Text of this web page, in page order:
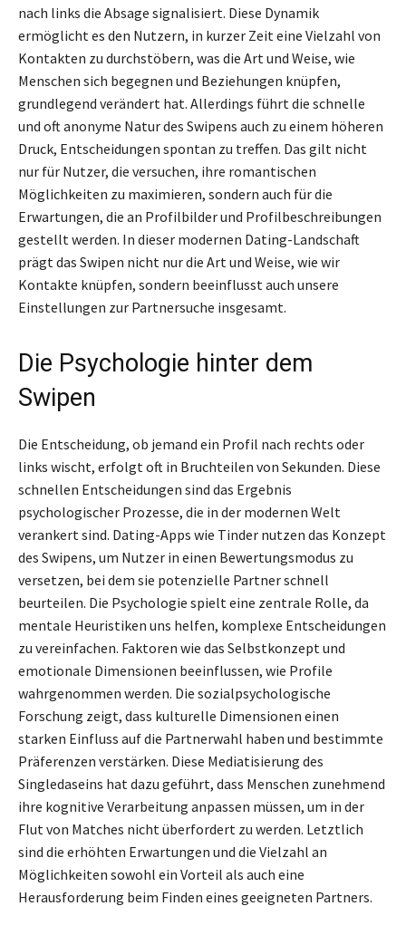
nach links die Absage signalisiert. Diese Dynamik
ermöglicht es den Nutzern, in kurzer Zeit eine Vielzahl von
Kontakten zu durchstöbern, was die Art und Weise, wie
Menschen sich begegnen und Beziehungen knüpfen,
grundlegend verändert hat. Allerdings führt die schnelle
und oft anonyme Natur des Swipens auch zu einem höheren
Druck, Entscheidungen spontan zu treffen. Das gilt nicht
nur für Nutzer, die versuchen, ihre romantischen
Möglichkeiten zu maximieren, sondern auch für die
Erwartungen, die an Profilbilder und Profilbeschreibungen
gestellt werden. In dieser modernen Dating-Landschaft
prägt das Swipen nicht nur die Art und Weise, wie wir
Kontakte knüpfen, sondern beeinflusst auch unsere
Einstellungen zur Partnersuche insgesamt.
Die Psychologie hinter dem
Swipen
Die Entscheidung, ob jemand ein Profil nach rechts oder
links wischt, erfolgt oft in Bruchteilen von Sekunden. Diese
schnellen Entscheidungen sind das Ergebnis
psychologischer Prozesse, die in der modernen Welt
verankert sind. Dating-Apps wie Tinder nutzen das Konzept
des Swipens, um Nutzer in einen Bewertungsmodus zu
versetzen, bei dem sie potenzielle Partner schnell
beurteilen. Die Psychologie spielt eine zentrale Rolle, da
mentale Heuristiken uns helfen, komplexe Entscheidungen
zu vereinfachen. Faktoren wie das Selbstkonzept und
emotionale Dimensionen beeinflussen, wie Profile
wahrgenommen werden. Die sozialpsychologische
Forschung zeigt, dass kulturelle Dimensionen einen
starken Einfluss auf die Partnerwahl haben und bestimmte
Präferenzen verstärken. Diese Mediatisierung des
Singledaseins hat dazu geführt, dass Menschen zunehmend
ihre kognitive Verarbeitung anpassen müssen, um in der
Flut von Matches nicht überfordert zu werden. Letztlich
sind die erhöhten Erwartungen und die Vielzahl an
Möglichkeiten sowohl ein Vorteil als auch eine
Herausforderung beim Finden eines geeigneten Partners.